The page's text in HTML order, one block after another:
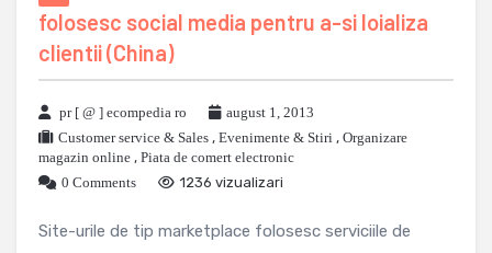
folosesc social media pentru a-si loializa
clientii (China)
pr [ @ ] ecompedia ro
august 1, 2013
Customer service & Sales , Evenimente & Stiri , Organizare
magazin online , Piata de comert electronic
0 Comments
1236 vizualizari
Site-urile de tip marketplace folosesc serviciile de